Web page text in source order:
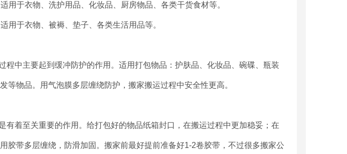
用于衣物、洗护用品、化妆品、厨房物品、各类干货食材等。
用于衣物、被褥、垫子、各类生活用品等。
程中主要起到缓冲防护的作用。适用打包物品：护肤品、化妆品、碗碟、瓶装
等物品。用气泡膜多层缠绕防护，搬家搬运过程中安全性更高。
有着至关重要的作用。给打包好的物品纸箱封口，在搬运过程中更加稳妥；在
胶带多层缠绕，防滑加固。搬家前最好提前准备好1-2卷胶带，不过很多搬家公